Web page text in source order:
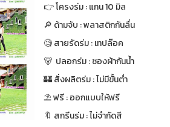
👉 โครงร่ม : แกน 10 มิล
🔎 ด้ามจับ : พลาสติกกันลื่น
🧐 สายรัดร่ม : เทปล๊อค
🐻 ปลอกร่ม : ซองผ้ากันน้ำ
🏰 สั่งผลิตร่ม : ไม่มีขั้นต่ำ
⛱ ฟรี : ออกแบบให้ฟรี
🔖 สกรีนร่ม : ไม่จำกัดสี